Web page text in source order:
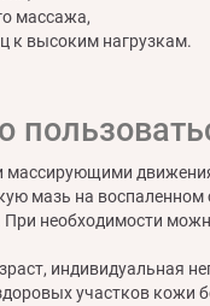
массажа,
к высоким нагрузкам.
массирующими
мазь на воспаленном
необходимости
индивидуальная
участков кожи